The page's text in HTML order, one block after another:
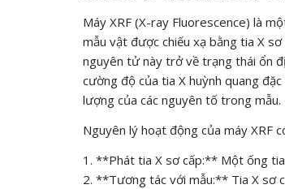
Máy XRF (X-ray Fluorescence) là
mẫu vật được chiếu xạ bằng tia X
nguyên tử này trở về trạng thái ổn
cường độ của tia X huỳnh quang
lượng của các nguyên tố trong mẫu.
Nguyên lý hoạt động của máy XRF
1. **Phát tia X sơ cấp:** Một ống
2. **Tương tác với mẫu:** Tia X sơ